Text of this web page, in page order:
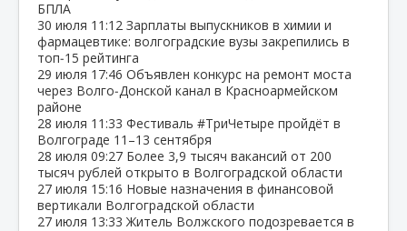
БПЛА
30 июля 11:12 Зарплаты выпускников в химии и
фармацевтике: волгоградские вузы закрепились в
топ‑15 рейтинга
29 июля 17:46 Объявлен конкурс на ремонт моста
через Волго‑Донской канал в Красноармейском
районе
28 июля 11:33 Фестиваль #ТриЧетыре пройдёт в
Волгограде 11–13 сентября
28 июля 09:27 Более 3,9 тысяч вакансий от 200
тысяч рублей открыто в Волгоградской области
27 июля 15:16 Новые назначения в финансовой
вертикали Волгоградской области
27 июля 13:33 Житель Волжского подозревается в